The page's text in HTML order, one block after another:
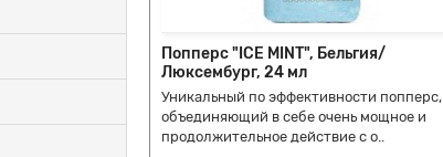
Попперс "ICE MINT", Бельгия/
Люксембург, 24 мл
Уникальный по эффективности попперс,
объединяющий в себе очень мощное и
продолжительное действие с о..